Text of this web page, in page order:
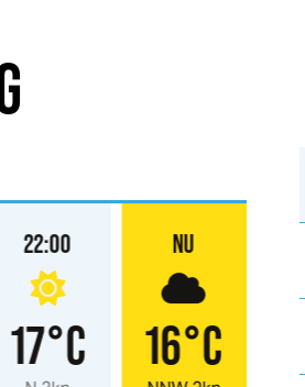
22:00
17°C
NU
16°C